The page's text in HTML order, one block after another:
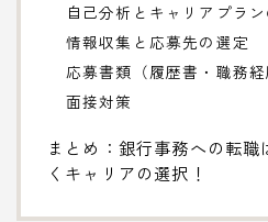
自己分析とキャリアプラ
情報収集と応募先の選定
応募書類（履歴書・職務
面接対策
まとめ：銀行事務への転
くキャリアの選択！